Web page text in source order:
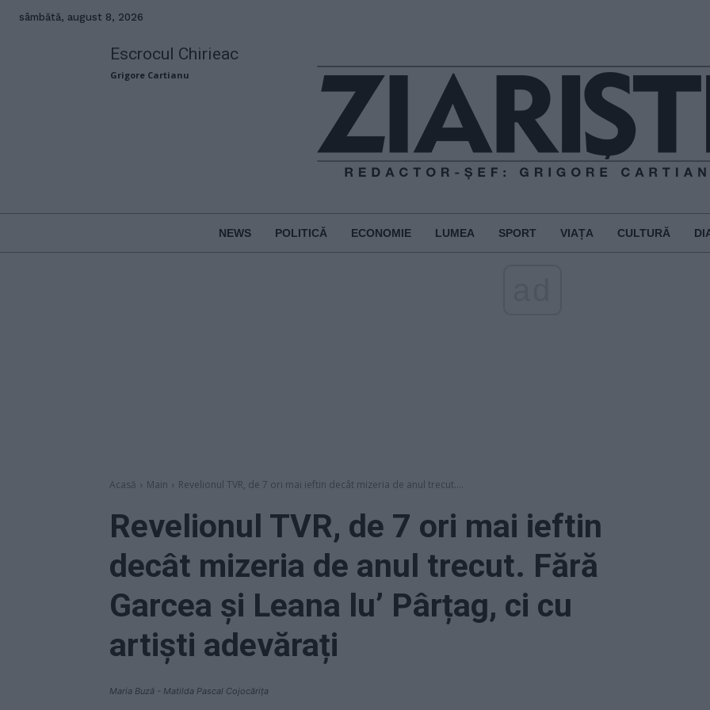
sâmbătă, august 8, 2026
Escrocul Chirieac
Grigore Cartianu
NEWS POLITICĂ ECONOMIE LUMEA SPORT VIAȚA CULTURĂ
Acasă Main Revelionul TVR, de 7 ori mai ieftin decât mizeria de anul trecut....
Revelionul TVR, de 7 ori mai ieftin
decât mizeria de anul trecut. Fără
Garcea și Leana lu’ Pârțag, ci cu
artiști adevărați
Maria Buză - Matilda Pascal Cojocărița